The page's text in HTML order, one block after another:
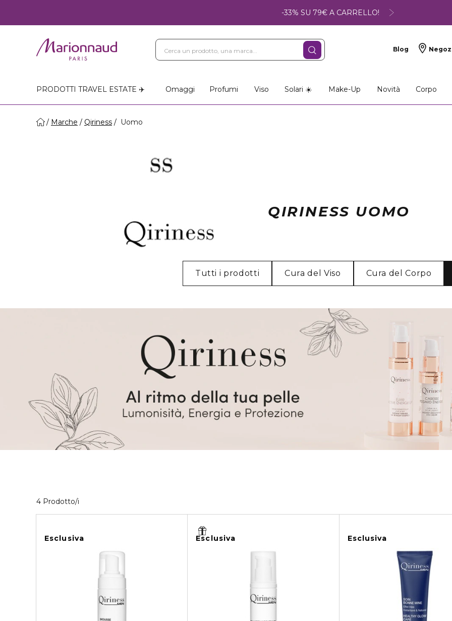
-33% SU 79€ A CARRELLO!
Blog
PRODOTTI TRAVEL ESTATE ✈️ Omaggi Profumi Viso Solari ☀️ Make-Up Novità Corpo
Marche Qiriness Uomo
QIRINESS UOMO
Tutti i prodotti Cura del Viso Cura del Corpo
4 Prodotto/i
Esclusiva Esclusiva Esclusiva